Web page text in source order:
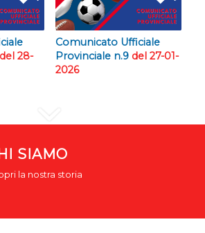
del 28-
Comunicato Ufficiale
Provinciale n.9 del 27-01-
2026
SIAMO
la nostra storia